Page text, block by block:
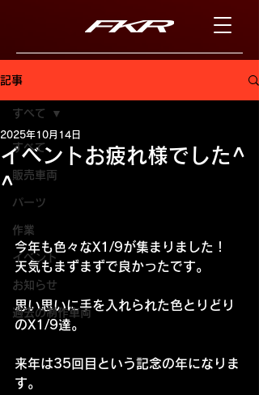
記事
すべて
販売車両
パーツ
作業
イベント
お知らせ
過去の制作車両
すべて
イベントお疲れ様でした^
^
2025年10月14日
今年も色々なX1/9が集まりました！
天気もまずまずで良かったです。
思い思いに手を入れられた色とりどり
のX1/9達。
来年は35回目という記念の年になりま
す。